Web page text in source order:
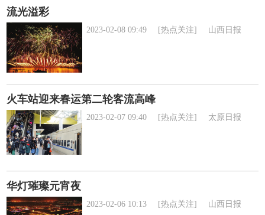
流光溢彩
2023-02-08 09:49 [热点关注] 山西日报
火车站迎来春运第二轮客流高峰
2023-02-07 09:40 [热点关注] 太原日报
华灯璀璨元宵夜
2023-02-06 10:13 [热点关注] 山西日报